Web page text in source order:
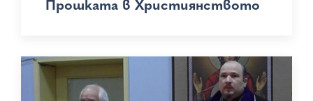
Прошката в Християнството